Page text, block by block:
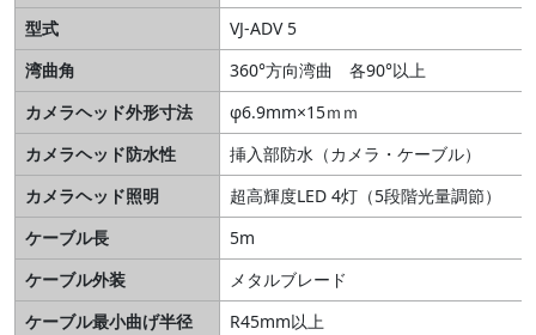
型式
VJ-ADV 5
湾曲角
360°方向湾曲 各90°以上
カメラヘッド外形寸法
φ6.9mm×15ｍｍ
カメラヘッド防水性
挿入部防水（カメラ・ケーブル）
カメラヘッド照明
超高輝度LED 4灯（5段階光量調節）
ケーブル長
5m
ケーブル外装
メタルブレード
ケーブル最小曲げ半径
R45mm以上